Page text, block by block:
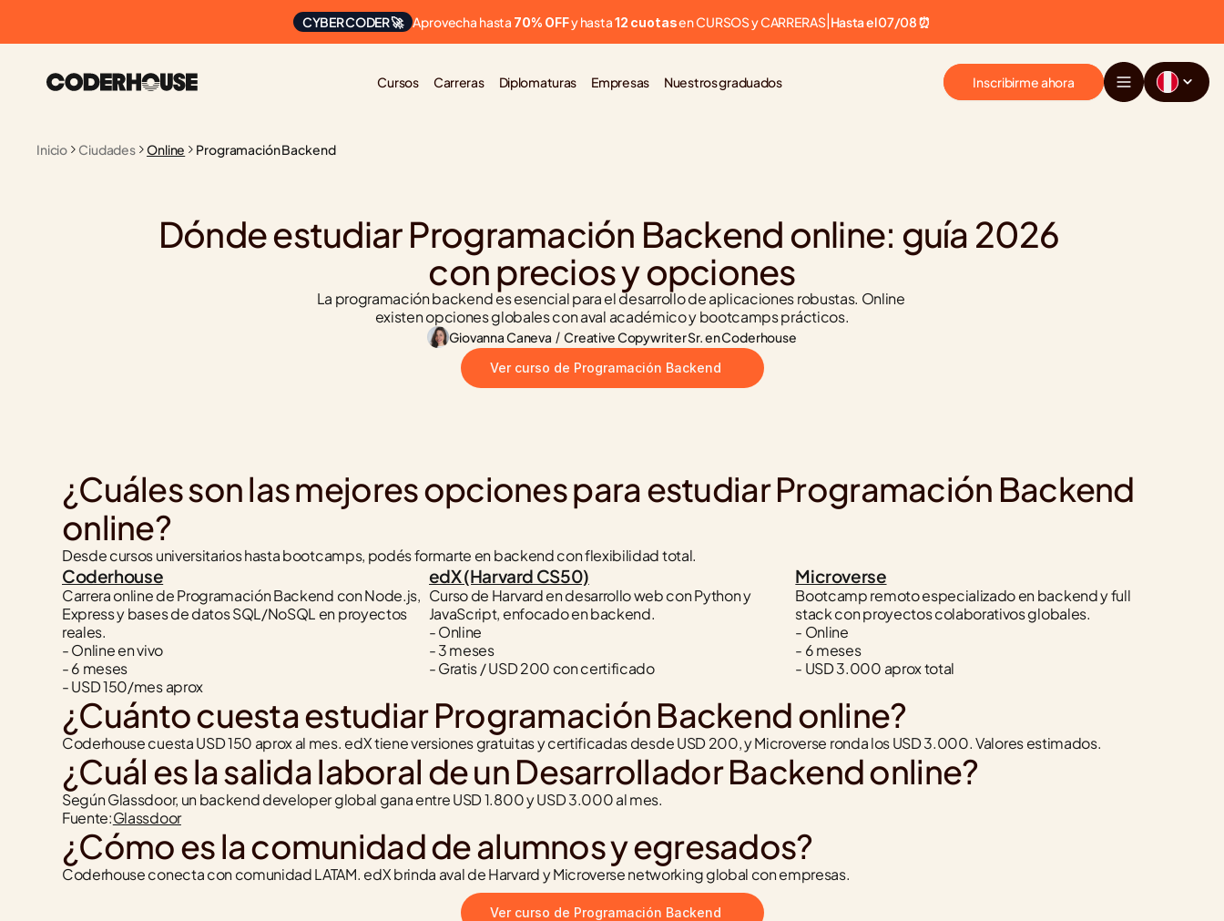
CYBER CODER 🚀 Aprovecha hasta 70% OFF y hasta 12 cuotas en CURSOS y CARRERAS| Hasta el 07/08 ⏰
Cursos Carreras Diplomaturas Empresas Nuestros graduados Inscribirme ahora
Inicio Ciudades Online Programación Backend
Dónde estudiar Programación Backend online: guía 2026
con precios y opciones
La programación backend es esencial para el desarrollo de aplicaciones robustas. Online
existen opciones globales con aval académico y bootcamps prácticos.
Giovanna Caneva / Creative Copywriter Sr. en Coderhouse
Ver curso de Programación Backend
¿Cuáles son las mejores opciones para estudiar Programación Backend
online?
Desde cursos universitarios hasta bootcamps, podés formarte en backend con flexibilidad total.
Coderhouse
Carrera online de Programación Backend con Node.js,
Express y bases de datos SQL/NoSQL en proyectos
reales.
- Online en vivo
- 6 meses
- USD 150/mes aprox
edX (Harvard CS50)
Curso de Harvard en desarrollo web con Python y
JavaScript, enfocado en backend.
- Online
- 3 meses
- Gratis / USD 200 con certificado
Microverse
Bootcamp remoto especializado en backend y full
stack con proyectos colaborativos globales.
- Online
- 6 meses
- USD 3.000 aprox total
¿Cuánto cuesta estudiar Programación Backend online?
Coderhouse cuesta USD 150 aprox al mes. edX tiene versiones gratuitas y certificadas desde USD 200, y Microverse ronda los USD 3.000. Valores estimados.
¿Cuál es la salida laboral de un Desarrollador Backend online?
Según Glassdoor, un backend developer global gana entre USD 1.800 y USD 3.000 al mes.
Fuente:Glassdoor
¿Cómo es la comunidad de alumnos y egresados?
Coderhouse conecta con comunidad LATAM. edX brinda aval de Harvard y Microverse networking global con empresas.
Ver curso de Programación Backend